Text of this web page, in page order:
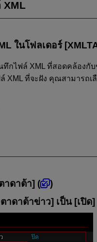
XML
ในโฟลเดอร์
ทึกไฟล์ XML ที่สอดคล้องกั
ล์ XML ที่จะฝัง คุณสามารถ
าดาต้า] (
)
าดาต้าข่าว] เป็น [เปิด]